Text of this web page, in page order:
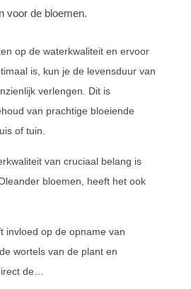
voor de bloemen.
op de waterkwaliteit en ervoor
is, kun je de levensduur van
verlengen. Dit is
van prachtige bloeiende
of tuin.
van cruciaal belang is
bloemen, heeft het ook
invloed op de opname van
wortels van de plant en
de…